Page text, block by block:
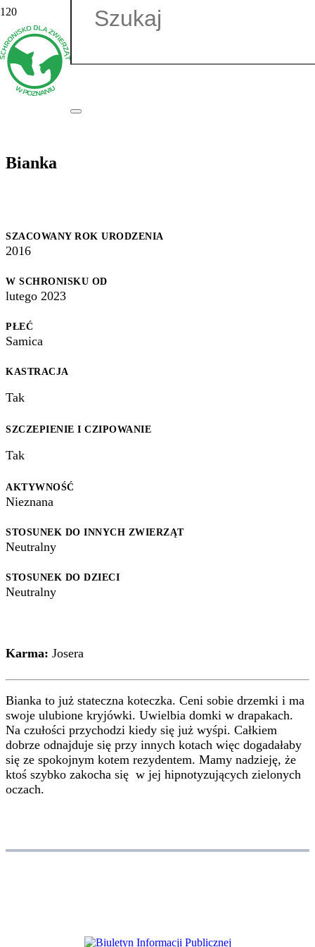
Bianka
SZACOWANY ROK URODZENIA
2016
W SCHRONISKU OD
lutego 2023
PŁEĆ
Samica
KASTRACJA
Tak
SZCZEPIENIE I CZIPOWANIE
Tak
AKTYWNOŚĆ
Nieznana
STOSUNEK DO INNYCH ZWIERZĄT
Neutralny
STOSUNEK DO DZIECI
Neutralny
Karma: Josera
Bianka to już stateczna koteczka. Ceni sobie drzemki i ma
swoje ulubione kryjówki. Uwielbia domki w drapakach.
Na czułości przychodzi kiedy się już wyśpi. Całkiem
dobrze odnajduje się przy innych kotach więc dogadałaby
się ze spokojnym kotem rezydentem. Mamy nadzieję, że
ktoś szybko zakocha się w jej hipnotyzujących zielonych
oczach.